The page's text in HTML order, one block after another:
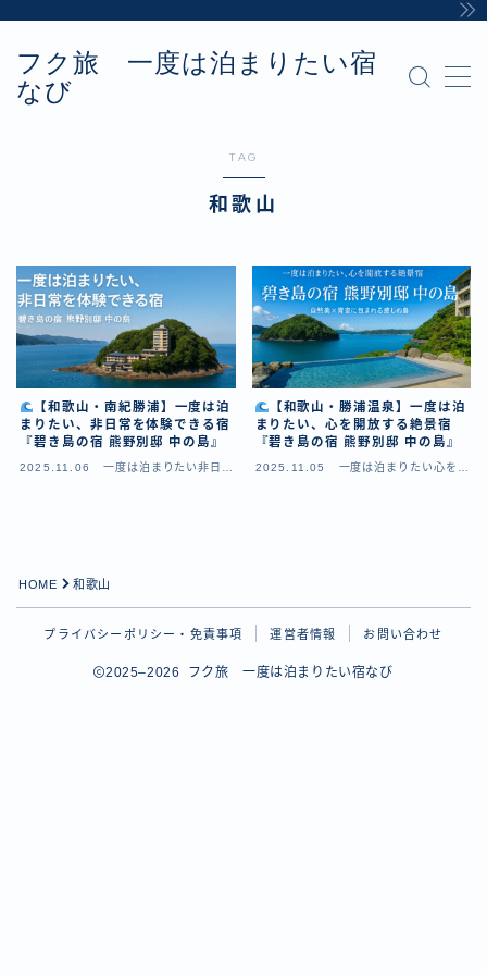
フク旅 一度は泊まりたい宿
なび
MENU
Sample Page
プライバシーポリシー・免責事項
運営者情報
TAG
和歌山
【和歌山・南紀勝浦】一度は泊
まりたい、非日常を体験できる宿
『碧き島の宿 熊野別邸 中の島』
2025.11.06
一度は泊まりたい非日常
【和歌山・勝浦温泉】一度は泊
まりたい、心を開放する絶景宿
『碧き島の宿 熊野別邸 中の島』
2025.11.05
一度は泊まりたい心を開
HOME 和歌山
プライバシーポリシー・免責事項 運営者情報 お問い合わせ
2025–2026 フク旅 一度は泊まりたい宿なび